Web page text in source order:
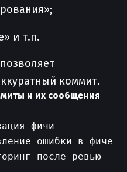
и т.п.
коммит.
и их сообщения
фичи
ошибки в фиче